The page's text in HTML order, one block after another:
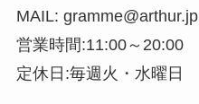
MAIL: gramme@arthur.jp
営業時間:11:00～20:00
定休日:毎週火・水曜日